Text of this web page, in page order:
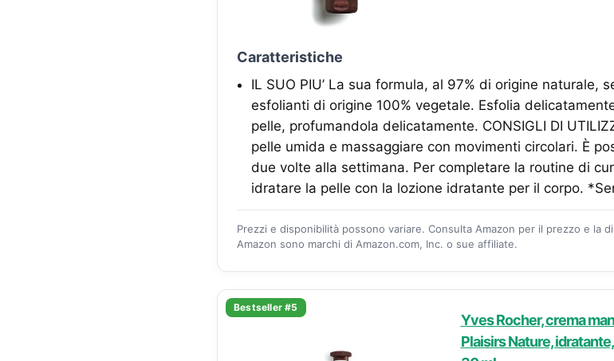
Caratteristiche
IL SUO PIU’ La sua formula, al 97% di origine naturale,
esfolianti di origine 100% vegetale. Esfolia
pelle, profumandola delicatamente. CONSIGLI DI
pelle umida e massaggiare con movimenti circolari. È
due volte alla settimana. Per completare la routine di
idratare la pelle con la lozione idratante per il corpo.
Prezzi e disponibilità possono variare. Consulta Amazon per il prezzo e la
Amazon sono marchi di Amazon.com, Inc. o sue affiliate.
Bestseller #5
Yves Rocher, crema
Plaisirs Nature,